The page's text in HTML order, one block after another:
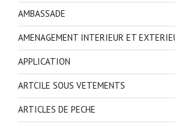
AMBASSADE
AMENAGEMENT INTERIEUR ET
APPLICATION
ARTCILE SOUS VETEMENTS
ARTICLES DE PECHE